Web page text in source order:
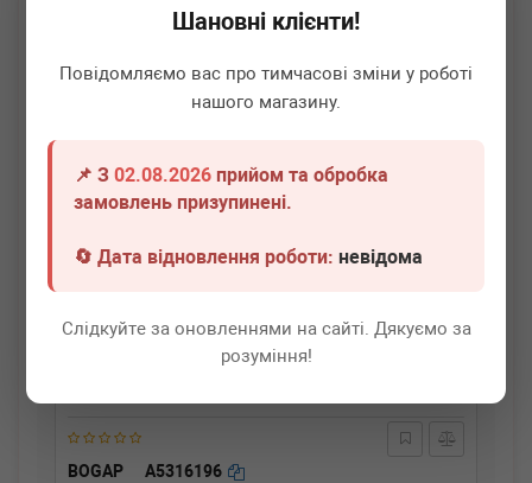
Шановні клієнти!
Повідомляємо вас про тимчасові зміни у роботі
нашого магазину.
📌 З02.08.2026 прийом та обробка
замовлень призупинені.
🔄 Дата відновлення роботи:невідома
Слідкуйте за оновленнями на сайті. Дякуємо за
розуміння!
Немає в наявності
Докладніше
BOGAP A5316196